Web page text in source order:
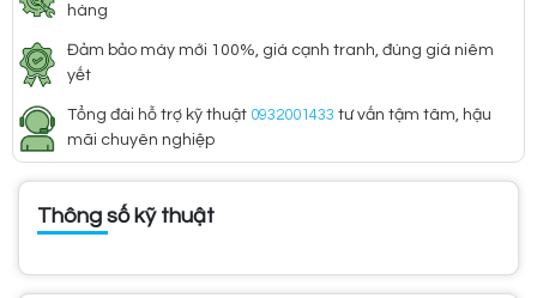
hàng
Đảm bảo máy mới 100%, giá cạnh tranh, đúng giá niêm
yết
Tổng đài hỗ trợ kỹ thuật 0932001433 tư vấn tậm tâm, hậu
mãi chuyên nghiệp
Thông số kỹ thuật